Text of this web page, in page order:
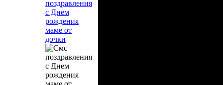
поздравления
с Днем
рождения
маме от
дочки